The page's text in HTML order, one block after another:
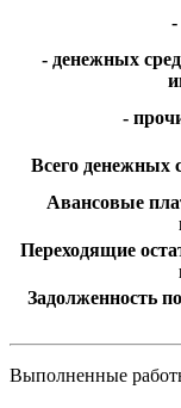
-
- денежных
-
Всего денежных
Авансовые
Переходящие
Задолженность
Выполненные